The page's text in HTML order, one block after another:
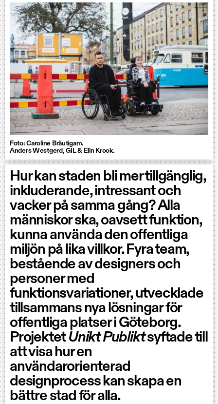
Foto: Caroline Bräutigam.
Anders Westgerd, GIL & Elin Krook.
Hur kan staden bli mer tillgänglig,
inkluderande, intressant och
vacker på samma gång? Alla
människor ska, oavsett funktion,
kunna använda den offentliga
miljön på lika villkor. Fyra team,
bestående av designers och
personer med
funktionsvariationer, utvecklade
tillsammans nya lösningar för
offentliga platser i Göteborg.
Projektet Unikt Publiktsyftade till
att visa hur en
användarorienterad
designprocess kan skapa en
bättre stad för alla.